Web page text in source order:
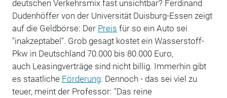
deutschen Verkehrsmix fast unsichtbar? Ferdinand
Dudenhöffer von der Universität Duisburg-Essen zeigt
auf die Geldbörse: Der Preis für so ein Auto sei
"inakzeptabel". Grob gesagt kostet ein Wasserstoff-
Pkw in Deutschland 70.000 bis 80.000 Euro,
auch Leasingverträge sind nicht billig. Immerhin gibt
es staatliche Förderung. Dennoch - das sei viel zu
teuer, meint der Professor: "Das reine